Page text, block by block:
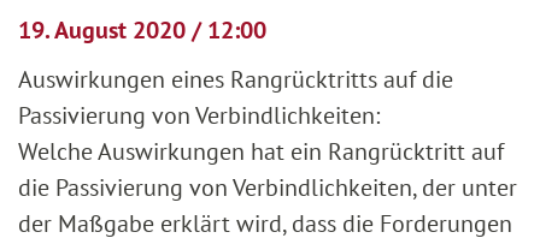
19. August 2020 / 12:00
Auswirkungen eines Rangrücktritts auf die
Passivierung von Verbindlichkeiten:
Welche Auswirkungen hat ein Rangrücktritt auf
die Passivierung von Verbindlichkeiten, der unter
der Maßgabe erklärt wird, dass die Forderungen